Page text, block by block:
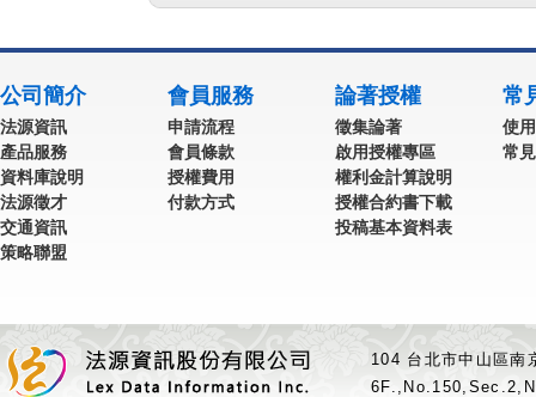
公司簡介
法源資訊
產品服務
資料庫說明
法源徵才
交通資訊
策略聯盟
會員服務
申請流程
會員條款
授權費用
付款方式
論著授權
徵集論著
啟用授權專區
權利金計算說明
授權合約書下載
投稿基本資料表
常
使
常
104 台北市中山區